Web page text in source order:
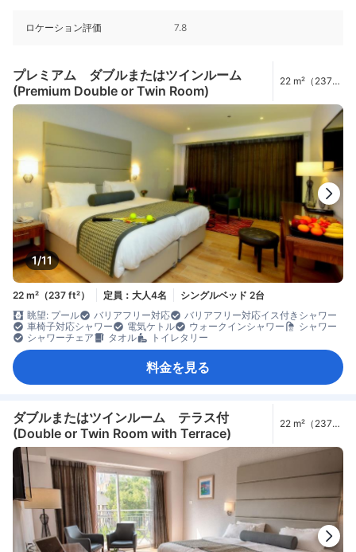
ロケーション評価 7.8
プレミアム ダブルまたはツインルーム
(Premium Double or Twin Room)
22 m²（237
1/11
22 m²（237 ft²） 定員：大人4名
シングルベッド 2台
眺望: プール
バリアフリー対応
バリアフリー対応イス付きシャワー
車椅子対応シャワー
電気ケトル ウォークインシャワー
シャワー
シャワーチェア
タオル トイレタリー
料金を見る
ダブルまたはツインルーム テラス付
(Double or Twin Room with Terrace)
22 m²（237